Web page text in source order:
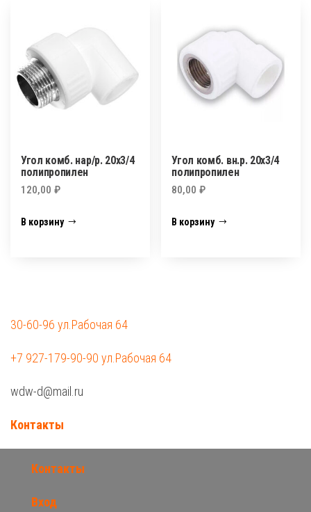
Угол комб. нар/р. 20х3/4
полипропилен
120,00 ₽
В корзину
Угол комб. вн.р. 20х3/4
полипропилен
80,00₽
В корзину
30-60-96 ул.Рабочая 64
+7 927-179-90-90 ул.Рабочая 64
wdw-d@mail.ru
Контакты
Контакты
Вход